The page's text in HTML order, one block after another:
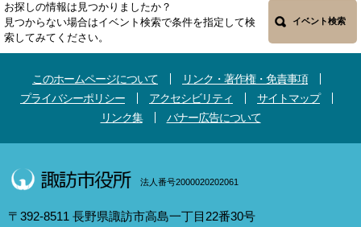
お探しの情報は見つかりましたか？
見つからない場合はイベント検索で条件を指定して検
索してみてください。
イベント検索
このホームページについて
リンク・著作権・免責事項
プライバシーポリシー
アクセシビリティ
サイトマップ
リンク集
バナー広告について
法人番号2000020202061
〒392-8511 長野県諏訪市高島一丁目22番30号